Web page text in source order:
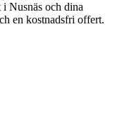
Nusnäs och dina
en kostnadsfri offert.